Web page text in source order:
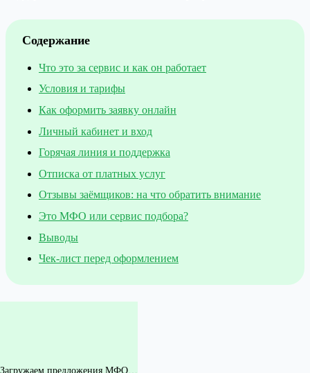
Содержание
Что это за сервис и как он работает
Условия и тарифы
Как оформить заявку онлайн
Личный кабинет и вход
Горячая линия и поддержка
Отписка от платных услуг
Отзывы заёмщиков: на что обратить внимание
Это МФО или сервис подбора?
Выводы
Чек-лист перед оформлением
Загружаем предложения МФО…